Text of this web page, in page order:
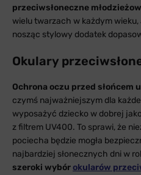
przeciwsłoneczne
wielu twarzach w każdym wieku,
nosząc stylowy dodatek
Okulary
Ochrona oczu przed słońcem
czymś najważniejszym dla
wyposażyć dziecko w dobrej
z filtrem UV400. To sprawi, że
pociecha będzie mogła
najbardziej słonecznych dni w
szeroki wybórokularów